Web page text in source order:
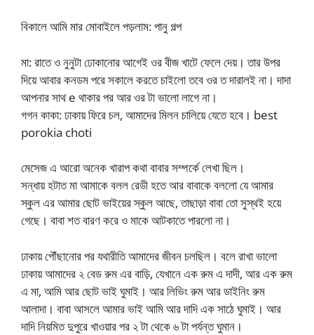
বিকালে আমি মার মোবাইলে পড়লাম: পানু গল্প
মা: রাতে ও নুনুটা ঢোকানোর আগেই ওর বীজ খাটে ফেলে দেয়। তার উপর
দিয়ে আবার কনডম পরে সকালে করতে চাইলো তবে ওর ত দারালই না। দাদা
আপনার সাথ e থাকার পর আর ওর টা ভালো লাগে না।
গগন কাকা: ঢাকায় ফিরে চল, আমাদের মিলন চালিয়ে যেতে হবে। best
porokia choti
মেসেজ এ আরো অনেক খারাপ কথা বাবার সম্পর্কে লেখা ছিল।
সন্ধায় হটাত মা আমাকে বলল রেডী হতে আর বাবাকে বললো যে আমার
স্কুল এর আমার ছোট ভাইয়ের স্কুল আছে, তাছাড়া বাবা তো সুস্থই হয়ে
গেছে। বাবা শত বারণ করে ও মাকে আটকাতে পারলো না।
ঢাকায় পৌঁছানোর পর যথারীতি আমাদের জীবন চলছিল। বলে রাখা ভালো
ঢাকায় আমাদের ২ বেড রুম এর বাড়ি, যেখানে এক রুম এ দাদী, আর এক রুম
এ মা, আমি আর ছোট ভাই ঘুমাই। আর লিভিং রুম আর ডাইনিং রুম
আলাদা। বাবা আসলে আমার ভাই আমি আর দাদি এক সাঠে ঘুমাই। আর
দাদি নিয়মিত দুপুরে খাওয়ার পর ২ টা থেকে ৬ টা পর্যন্ত ঘুমান।